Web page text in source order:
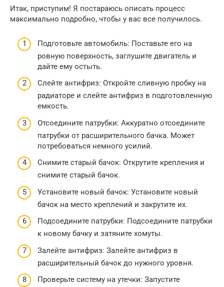
Итак, приступим! Я постараюсь описать процесс
максимально подробно, чтобы у вас все получилось.
Подготовьте автомобиль: Поставьте его на
ровную поверхность, заглушите двигатель и
дайте ему остыть.
Слейте антифриз: Откройте сливную пробку на
радиаторе и слейте антифриз в подготовленную
емкость.
Отсоедините патрубки: Аккуратно отсоедините
патрубки от расширительного бачка. Может
потребоваться немного усилий.
Снимите старый бачок: Открутите крепления и
снимите старый бачок.
Установите новый бачок: Установите новый
бачок на место креплений и закрутите их.
Подсоедините патрубки: Подсоедините патрубки
к новому бачку и затяните хомуты.
Залейте антифриз: Залейте антифриз в
расширительный бачок до нужного уровня.
Проверьте систему на утечки: Запустите